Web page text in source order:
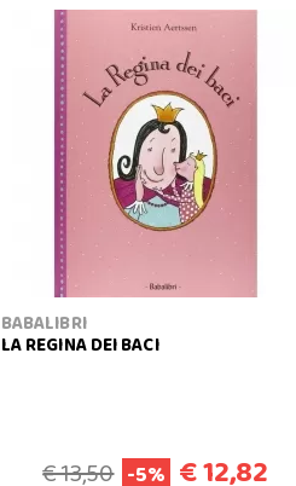
BABALIBRI
LA REGINA DEI BACI
€ 13,50 -5% € 12,82